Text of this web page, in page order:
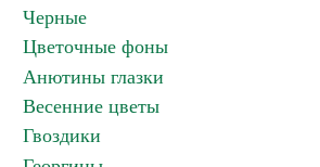
Черные
Цветочные фоны
Анютины глазки
Весенние цветы
Гвоздики